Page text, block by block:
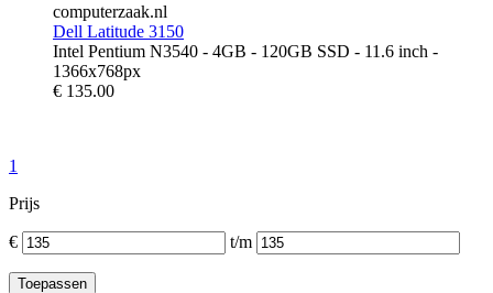
computerzaak.nl
Dell Latitude 3150
Intel Pentium N3540 - 4GB - 120GB SSD - 11.6 inch -
1366x768px
€ 135.00
1
Prijs
€ t/m